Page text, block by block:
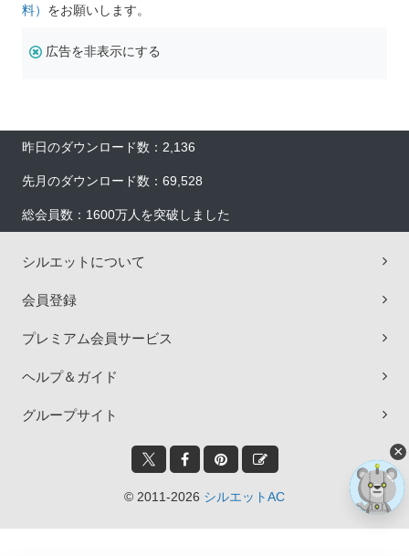
料） をお願いします。
広告を非表示にする
昨日のダウンロード数：2,136
先月のダウンロード数：69,528
総会員数：1600万人を突破しました
シルエットについて
会員登録
プレミアム会員サービス
ヘルプ＆ガイド
グループサイト
© 2011-2026 シルエットAC
×